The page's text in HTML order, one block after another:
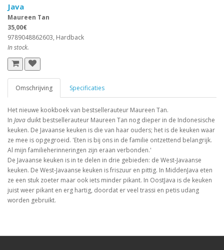
Java
Maureen Tan
35,00€
9789048862603, Hardback
In stock.
Omschrijving Specificaties
Het nieuwe kookboek van bestsellerauteur Maureen Tan.
In Java duikt bestsellerauteur Maureen Tan nog dieper in de Indonesische
keuken. De Javaanse keuken is die van haar ouders; het is de keuken waar
ze mee is opgegroeid. 'Eten is bij ons in de familie ontzettend belangrijk.
Al mijn familieherinneringen zijn eraan verbonden.'
De Javaanse keuken is in te delen in drie gebieden: de West-Javaanse
keuken. De West-Javaanse keuken is friszuur en pittig. In MiddenJava eten
ze een stuk zoeter maar ook iets minder pikant. In OostJava is de keuken
juist weer pikant en erg hartig, doordat er veel trassi en petis udang
worden gebruikt.